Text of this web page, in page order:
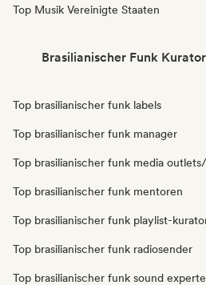
Top Musik Vereinigte Staaten
Brasilianischer Funk
Top brasilianischer funk labels
Top brasilianischer funk manager
Top brasilianischer funk media
Top brasilianischer funk mentoren
Top brasilianischer funk playlist-
Top brasilianischer funk radiosender
Top brasilianischer funk sound